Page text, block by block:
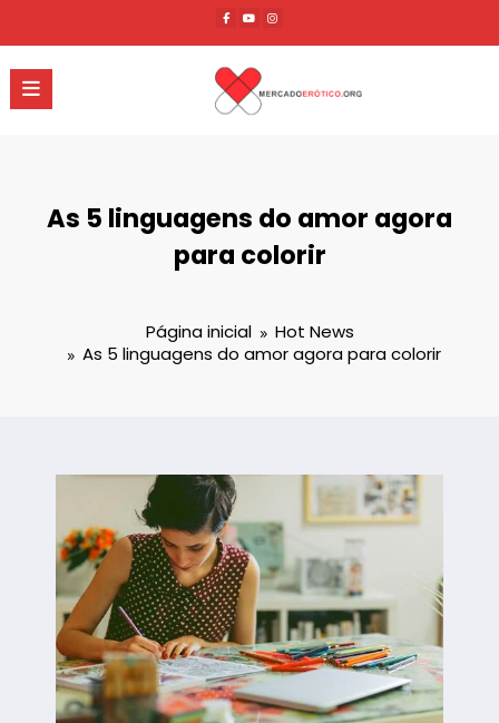
o
conteúdo
As 5 linguagens do amor agora
para colorir
Página inicial
Hot News
As 5 linguagens do amor agora para colorir